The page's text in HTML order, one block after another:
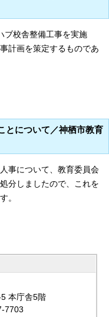
ブ校舎整備工事を実施
計画を策定するものであ
とについて／神栖市教育
事について、教育委員会
分しましたので、これを
。
本庁舎5階
7703